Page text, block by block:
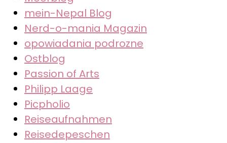
mein-Nepal Blog
Nerd-o-mania Magazin
opowiadania podrozne
Ostblog
Passion of Arts
Philipp Laage
Picpholio
Reiseaufnahmen
Reisedepeschen